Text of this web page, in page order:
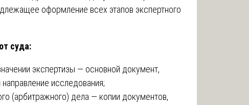
оформление всех этапов экспертного
суда:
экспертизы — основной документ,
исследования;
(арбитражного) дела — копии документов,